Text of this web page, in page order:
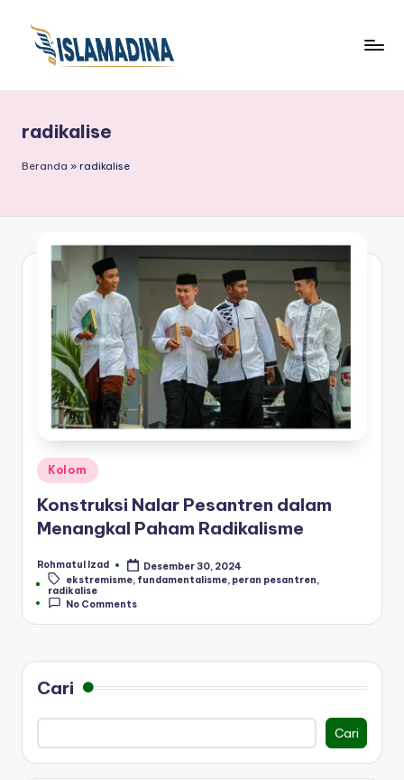
radikalise
Beranda » radikalise
Posted
in
Kolom
Konstruksi Nalar Pesantren dalam
Menangkal Paham Radikalisme
Posted
by
Rohmatul Izad
Desember 30, 2024
Tags:ekstremisme, fundamentalisme, peran pesantren,
radikalise
No Comments
Cari
Cari